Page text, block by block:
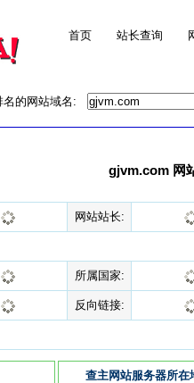
首页 站长查询
名的网站域名:
gjvm.com 网
网站站长:
所属国家:
反向链接:
查主网站服务器所在